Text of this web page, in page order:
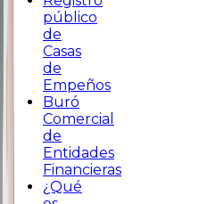
público
de
Casas
de
Empeños
Buró
Comercial
de
Entidades
Financieras
¿Qué